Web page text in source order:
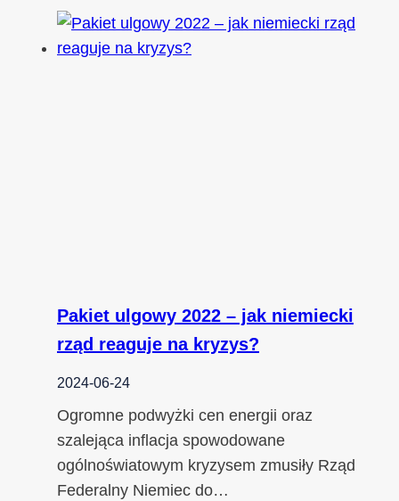
Pakiet ulgowy 2022 – jak niemiecki
rząd reaguje na kryzys?
2024-06-24
Ogromne podwyżki cen energii oraz
szalejąca inflacja spowodowane
ogólnoświatowym kryzysem zmusiły Rząd
Federalny Niemiec do…